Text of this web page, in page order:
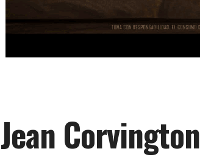
Jean Corvington